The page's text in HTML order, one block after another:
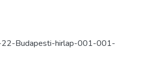
Budapesti-hirlap-001-001-